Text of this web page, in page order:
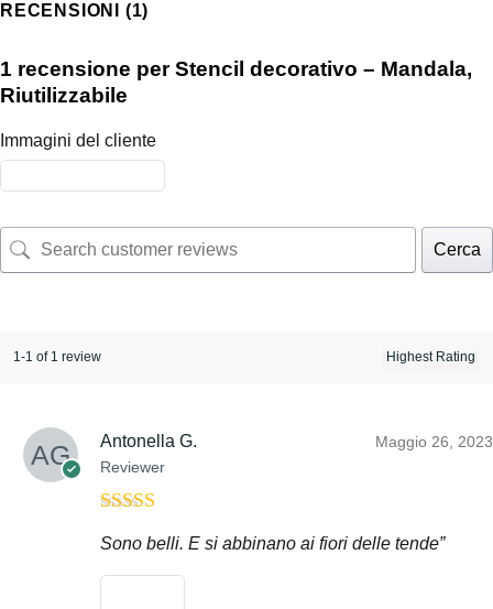
RECENSIONI (1)
1 recensione perStencil decorativo – Mandala,
Riutilizzabile
Immagini del cliente
Cerca
1-1 of 1 review
Antonella G.
Reviewer
Maggio 26, 2023
5
Sono belli. E si abbinano ai fiori delle tende”